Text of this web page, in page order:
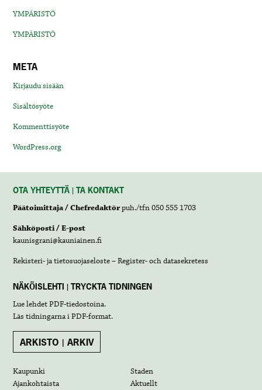
YMPÄRISTÖ
YMPÄRISTÖ
META
Kirjaudu sisään
Sisältösyöte
Kommenttisyöte
WordPress.org
OTA YHTEYTTÄ | TA KONTAKT
Päätoimittaja / Chefredaktörpuh./tfn 050 555 1703
Sähköposti / E-post
kaunisgrani@kauniainen.fi
Rekisteri- ja tietosuojaseloste – Register- och datasekretess
NÄKÖISLEHTI | TRYCKTA TIDNINGEN
Lue lehdetPDF-tiedostoina.
Läs tidningarna iPDF-format.
ARKISTO | ARKIV
Kaupunki
Staden
Ajankohtaista
Aktuellt